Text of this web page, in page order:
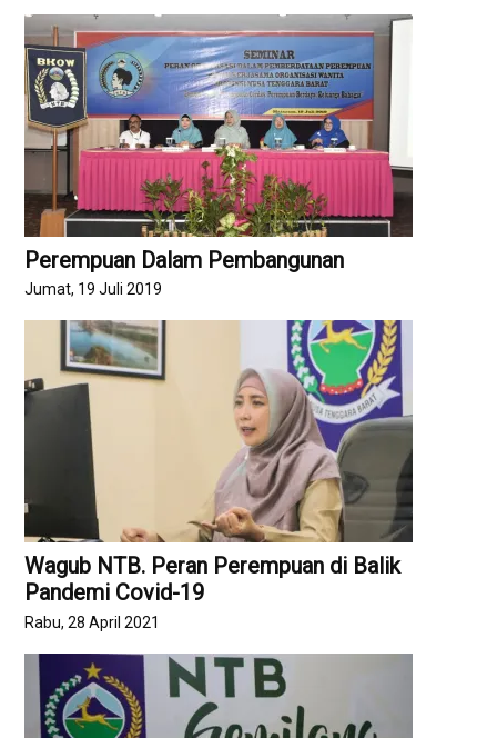
Perempuan Dalam Pembangunan
Jumat, 19 Juli 2019
Wagub NTB. Peran Perempuan di Balik
Pandemi Covid-19
Rabu, 28 April 2021